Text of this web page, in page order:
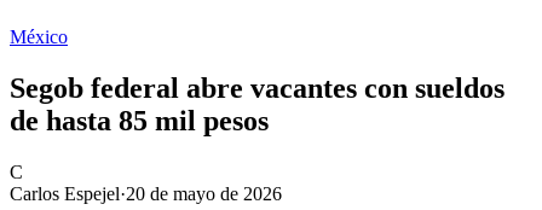
México
Segob federal abre vacantes con sueldos
de hasta 85 mil pesos
C
Carlos Espejel·20 de mayo de 2026